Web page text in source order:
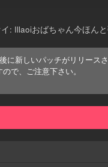
イ: Illaoiおばちゃん今ほん
新しいパッチがリリースさ
で、ご注意下さい。